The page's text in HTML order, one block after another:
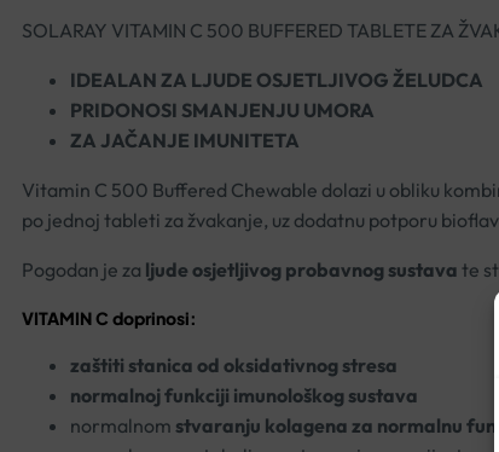
SOLARAY VITAMIN C 500 BUFFERED TABLETE ZA
IDEALAN ZA LJUDE OSJETLJIVOG ŽELUDCA
PRIDONOSI SMANJENJU UMORA
ZA JAČANJE IMUNITETA
Vitamin C 500 Buffered Chewable dolazi u obliku
po jednoj tableti za žvakanje, uz dodatnu potporu
Pogodan je za ljude osjetljivog probavnog sustava te
VITAMIN C doprinosi:
zaštiti stanica od oksidativnog stresa
normalnoj funkciji imunološkog sustava
normalnom stvaranju kolagena za normalnu